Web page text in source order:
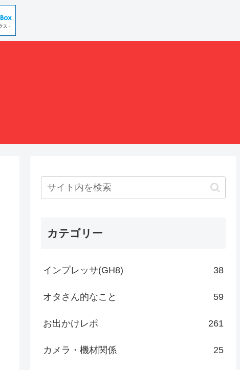
カテゴリー
インプレッサ(GH8) 38
オタさん的なこと 59
お出かけレポ 261
カメラ・機材関係 25